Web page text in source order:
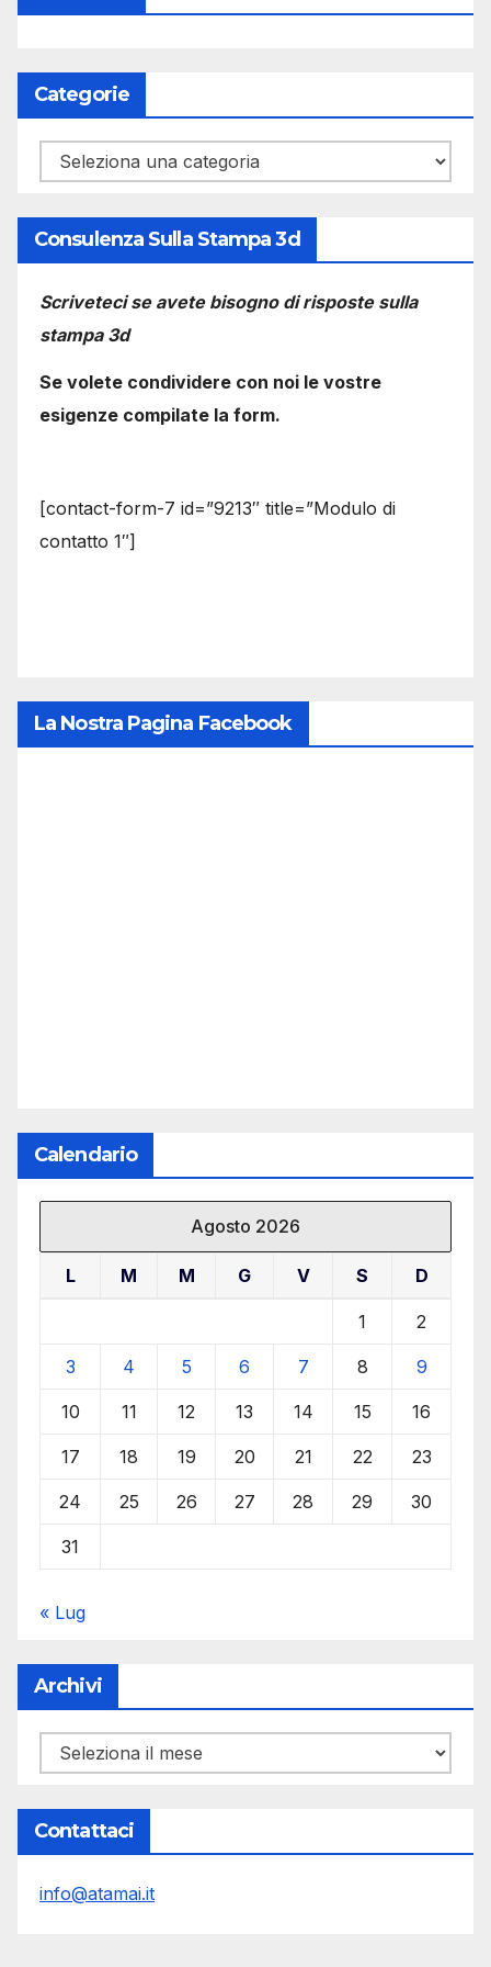
Categorie
Categorie
Consulenza Sulla Stampa 3d
Scriveteci se avete bisogno di risposte sulla
stampa 3d
Se volete condividere con noi le vostre
esigenze compilate la form.
[contact-form-7 id=”9213″ title=”Modulo di
contatto 1″]
La Nostra Pagina Facebook
Calendario
Agosto 2026
L M M G V S D
1 2
3 4 5 6 7 8 9
10 11 12 13 14 15 16
17 18 19 20 21 22 23
24 25 26 27 28 29 30
31
« Lug
Archivi
Archivi
Contattaci
info@atamai.it